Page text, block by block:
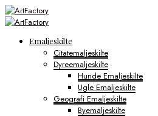
Emaljeskilte
Citatemaljeskilte
Dyreemaljeskilte
Hunde Emaljeskilte
Ugle Emaljeskilte
Geografi Emaljeskilte
Byemaljeskilte